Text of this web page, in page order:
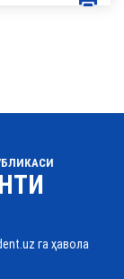
га ҳавола